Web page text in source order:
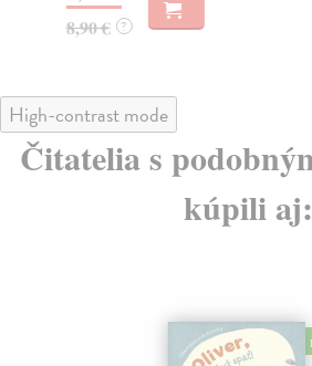
8,90 € ?
High-contrast mode
Čitatelia s
kúpili aj: